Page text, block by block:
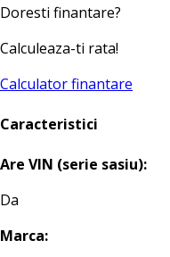
Doresti finantare?
Calculeaza-ti rata!
Calculator finantare
Caracteristici
Are VIN (serie sasiu):
Da
Marca: